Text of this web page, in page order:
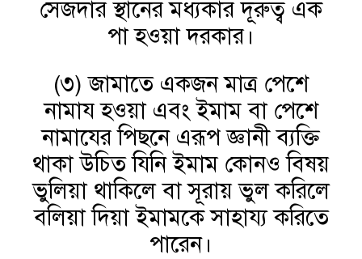
সেজদার স্থানের মধ্যকার দূরুত্ব এক
পা হওয়া দরকার।
(৩) জামাতে একজন মাত্র পেশে
নামায হওয়া এবং ইমাম বা পেশে
নামাযের পিছনে এরূপ জ্ঞানী ব্যক্তি
থাকা উচিত যিনি ইমাম কোনও বিষয়
ভুলিয়া থাকিলে বা সূরায় ভুল করিলে
বলিয়া দিয়া ইমামকে সাহায্য করিতে
পারেন।